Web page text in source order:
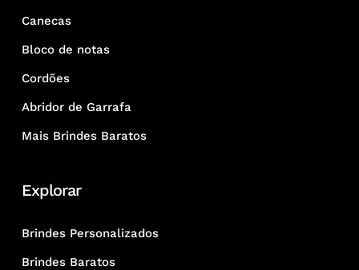
Canecas
Bloco de notas
Cordões
Abridor de Garrafa
Mais Brindes Baratos
Explorar
Brindes Personalizados
Brindes Baratos